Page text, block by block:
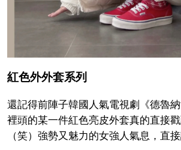
紅色外外套系列
還記得前陣子韓國人氣電視劇《德魯
裡頭的某一件紅色亮皮外套真的直接
（笑）強勢又魅力的女強人氣息，直